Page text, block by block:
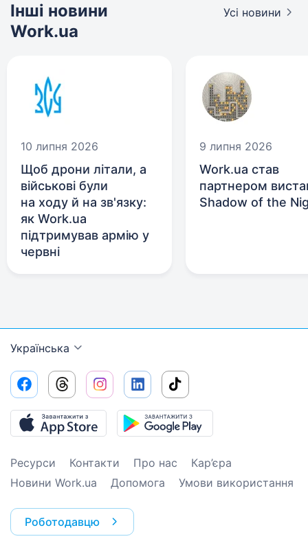
Інші новини
Work.ua
Усі новини
10 липня 2026
Щоб дрони літали, а
військові були
на ходу й на зв'язку:
як Work.ua
підтримував армію у
червні
9 липня 2026
Work.ua став
партнером
Shadow of the
Українська
Ресурси Контакти Про нас
Кар’єра
Новини Work.ua
Допомога Умови використання
Роботодавцю